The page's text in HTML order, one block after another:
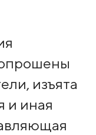
изъята
и иная